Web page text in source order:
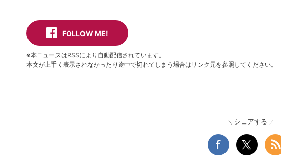
FOLLOW ME!
※本ニュースはRSSにより自動配信されています。
本文が上手く表示されなかったり途中で切れてしまう場合はリンク元を参照してください。
シェアする